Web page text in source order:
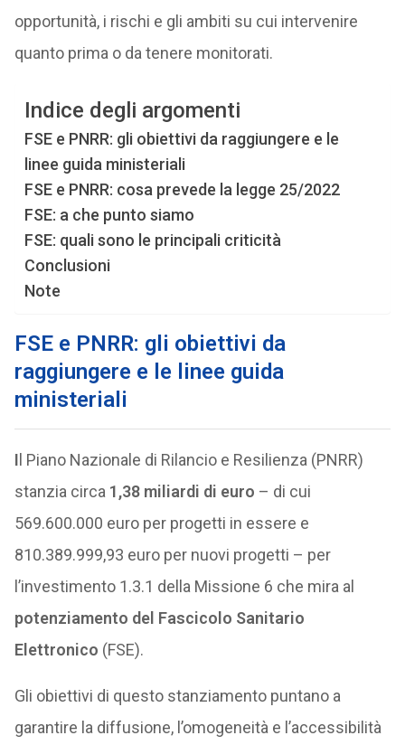
opportunità, i rischi e gli ambiti su cui intervenire
quanto prima o da tenere monitorati.
Indice degli argomenti
FSE e PNRR: gli obiettivi da raggiungere e le
linee guida ministeriali
FSE e PNRR: cosa prevede la legge 25/2022
FSE: a che punto siamo
FSE: quali sono le principali criticità
Conclusioni
Note
FSE e PNRR: gli obiettivi da
raggiungere e le linee guida
ministeriali
I l Piano Nazionale di Rilancio e Resilienza (PNRR)
stanzia circa 1,38 miliardi di euro – di cui
569.600.000 euro per progetti in essere e
810.389.999,93 euro per nuovi progetti – per
l’investimento 1.3.1 della Missione 6 che mira al
potenziamento del Fascicolo Sanitario
Elettronico (FSE).
Gli obiettivi di questo stanziamento puntano a
garantire la diffusione, l’omogeneità e l’accessibilità